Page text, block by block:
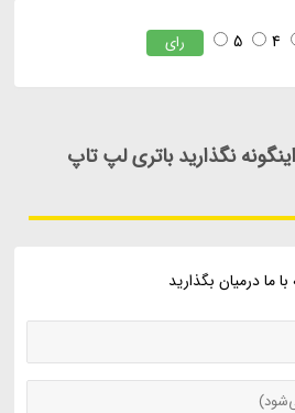
4
5 رای
نگذارید باتری لپ تاپ
ما درمیان بگذارید